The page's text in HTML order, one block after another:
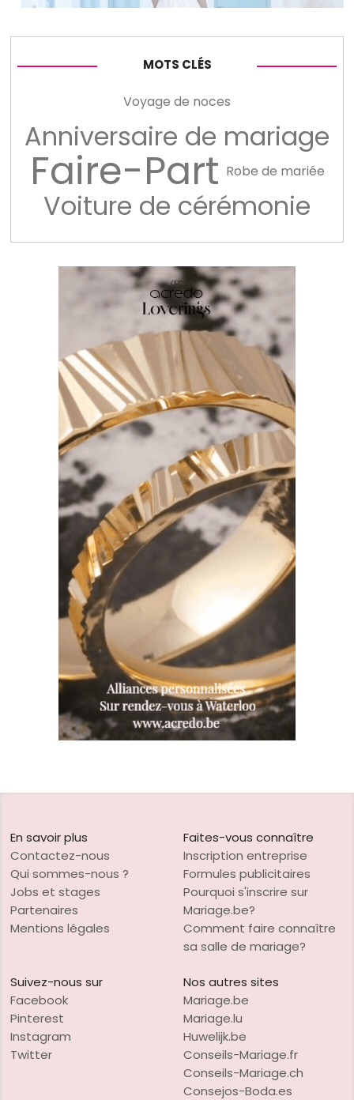
MOTS CLÉS
Voyage de noces
Anniversaire de mariage
Faire-Part Robe de mariée
Voiture de cérémonie
En savoir plus
Contactez-nous
Qui sommes-nous ?
Jobs et stages
Partenaires
Mentions légales
Faites-vous connaître
Inscription entreprise
Formules publicitaires
Pourquoi s'inscrire sur
Mariage.be?
Comment faire connaître
sa salle de mariage?
Suivez-nous sur
Facebook
Pinterest
Instagram
Twitter
Nos autres sites
Mariage.be
Mariage.lu
Huwelijk.be
Conseils-Mariage.fr
Conseils-Mariage.ch
Consejos-Boda.es